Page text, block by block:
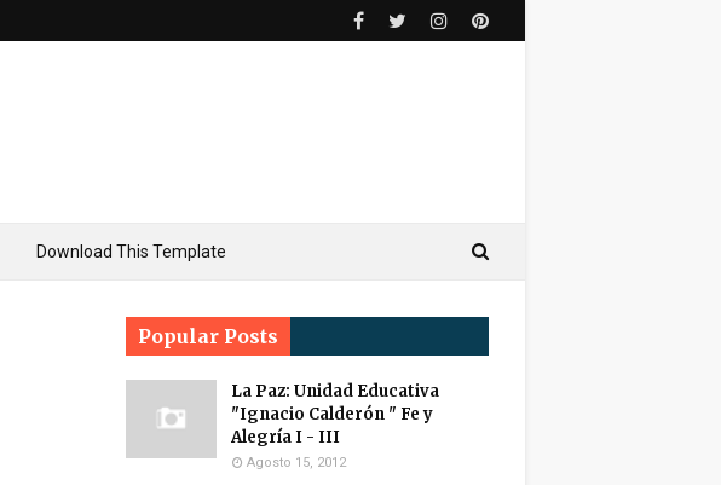
Download This Template
Popular Posts
La Paz: Unidad Educativa
"Ignacio Calderón " Fe y
Alegría I - III
Agosto 15, 2012